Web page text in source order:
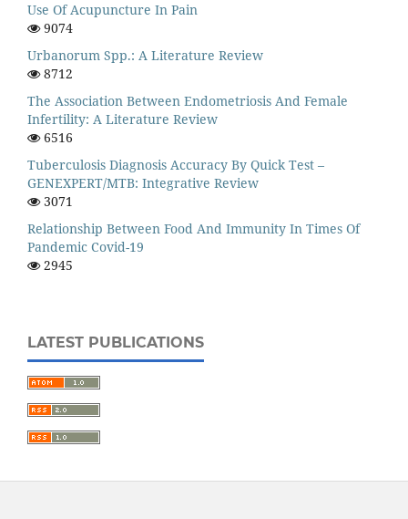
Use Of Acupuncture In Pain
9074
Urbanorum Spp.: A Literature Review
8712
The Association Between Endometriosis And Female
Infertility: A Literature Review
6516
Tuberculosis Diagnosis Accuracy By Quick Test –
GENEXPERT/MTB: Integrative Review
3071
Relationship Between Food And Immunity In Times Of
Pandemic Covid-19
2945
LATEST PUBLICATIONS